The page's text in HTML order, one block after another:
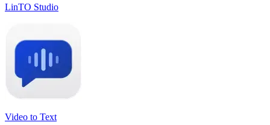
LinTO Studio
Video to Text